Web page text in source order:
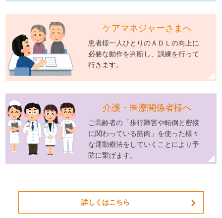
ケアマネジャーさまへ
患者様一人ひとりのＡＤＬの向上に
必要な動作を判断し、訓練を行って
行きます。
介護・医療関係者様へ
ご高齢者の「歩行障害や転倒と密接
に関わっている筋肉」を使った様々
な運動療法をしていくことにより予
防に繋げます。
詳しくはこちら